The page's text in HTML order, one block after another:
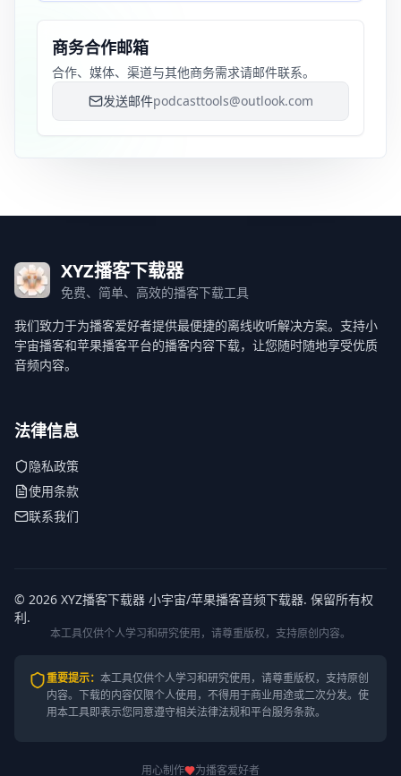
商务合作邮箱
合作、媒体、渠道与其他商务需求请邮件联系。
发送邮件podcasttools@outlook.com
XYZ播客下载器
免费、简单、高效的播客下载工具
我们致力于为播客爱好者提供最便捷的离线收听解决方案。支持小
宇宙播客和苹果播客平台的播客内容下载，让您随时随地享受优质
音频内容。
法律信息
隐私政策
使用条款
联系我们
© 2026 XYZ播客下载器 小宇宙/苹果播客音频下载器. 保留所有权
利.
本工具仅供个人学习和研究使用，请尊重版权，支持原创内容。
重要提示： 本工具仅供个人学习和研究使用，请尊重版权，支持原创
内容。 下载的内容仅限个人使用，不得用于商业用途或二次分发。使
用本工具即表示您同意遵守相关法律法规和平台服务条款。
用心制作 为播客爱好者